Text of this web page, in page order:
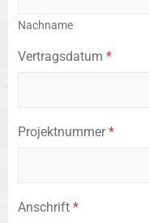
Nachname
Vertragsdatum *
Projektnummer*
Anschrift *